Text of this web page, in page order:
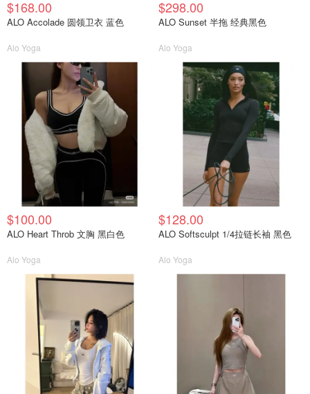
$168.00
ALO Accolade 圆领卫衣 蓝色
Alo Yoga
$298.00
ALO Sunset 半拖 经典黑色
Alo Yoga
$100.00
ALO Heart Throb 文胸 黑白色
Alo Yoga
$128.00
ALO Softsculpt 1/4拉链长袖 黑色
Alo Yoga